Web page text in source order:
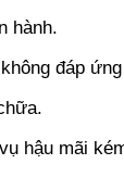
hành.
đáp
hậu mãi